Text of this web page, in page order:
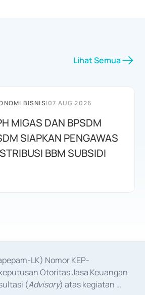
Lihat Semua
BISNIS|07 AUG 2026
MIGAS DAN BPSDM
SIAPKAN PENGAWAS
BBM SUBSIDI
LK) Nomor KEP-
Otoritas Jasa Keuangan
(Advisory) atas kegiatan